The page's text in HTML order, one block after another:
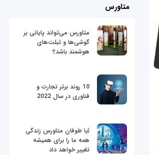
متاورس
متاورس می‌تواند پایانی بر
گوشی‌ها و تبلت‌های
هوشمند باشد؟
10 روند برتر تجارت و
فناوری در سال 2022
آیا طوفان متاورس زندگی
همه ما را برای همیشه
تغییر خواهد داد